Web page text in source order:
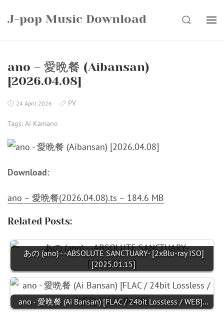
J-pop Music Download SEARCH
ano – 愛晩餐 (Aibansan)
[2026.04.08]
24 April 2026 PV
Tags: Ai Kamano
Download:
ano – 愛晩餐(2026.04.08).ts – 184.6 MB
Related Posts:
あの (ano) - -ABSOLUTE SANCTUARY- [2xBlu-ray ISO]
[2025.01.15]
ano - 愛晩餐 (Ai Bansan) [FLAC / 24bit Lossless / WEB]…